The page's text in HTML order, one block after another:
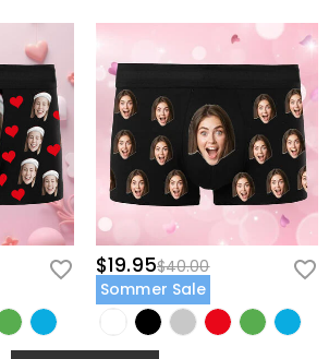
$19.95$40.00
Sommer Sale